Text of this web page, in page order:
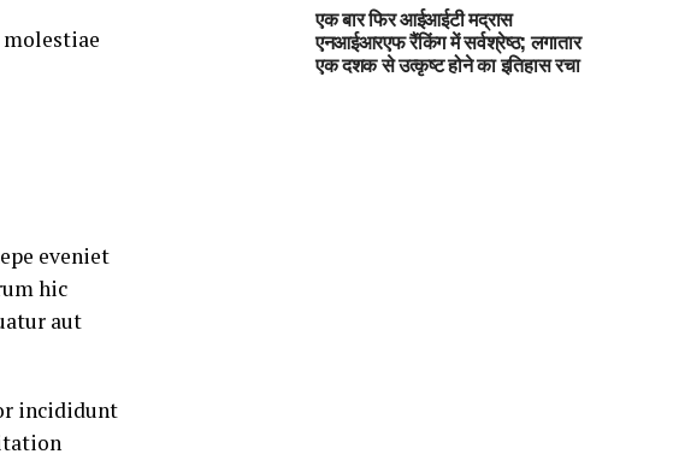
eveniet
hic
aut
incididunt
एक बार फिर आईआईटी मद्रास
एनआईआरएफ रैंकिंग में सर्वश्रेष्ठ; लगातार
एक दशक से उत्कृष्ट होने का इतिहास रचा